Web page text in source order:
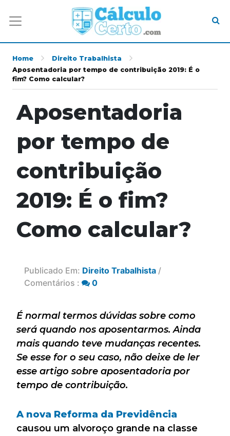
Home
Direito Trabalhista
Aposentadoria por tempo de contribuição 2019: É o
fim? Como calcular?
Aposentadoria
por tempo de
contribuição
2019: É o fim?
Como calcular?
Publicado Em: Direito Trabalhista /
Comentários :
0
É normal termos dúvidas sobre como
será quando nos aposentarmos. Ainda
mais quando teve mudanças recentes.
Se esse for o seu caso, não deixe de ler
esse artigo sobre aposentadoria por
tempo de contribuição.
A nova Reforma da Previdência
causou um alvoroço grande na classe